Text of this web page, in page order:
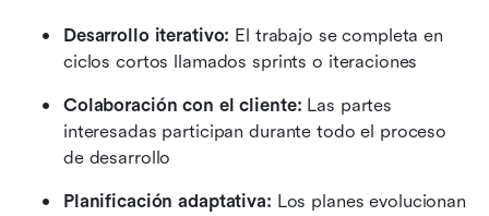
Desarrollo iterativo: El trabajo se completa en
ciclos cortos llamados sprints o iteraciones
Colaboración con el cliente: Las partes
interesadas participan durante todo el proceso
de desarrollo
Planificación adaptativa: Los planes evolucionan